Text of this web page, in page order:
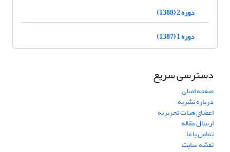
دوره 2 (1388)
دوره 1 (1387)
دسترسی سریع
صفحه اصلی
درباره نشریه
اعضای هیات تحریریه
ارسال مقاله
تماس با ما
نقشه سایت